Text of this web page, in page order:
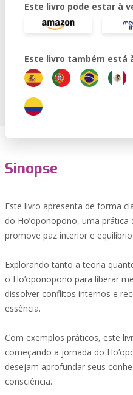
Este livro pode estar à
Este livro também está
Sinopse
Este livro apresenta de forma
do Ho’oponopono, uma
promove paz interior e
Explorando tanto a teoria
o Ho’oponopono para liberar
dissolver conflitos internos e
essência.
Com exemplos práticos, este
começando a jornada do
desejam aprofundar seus
consciência.